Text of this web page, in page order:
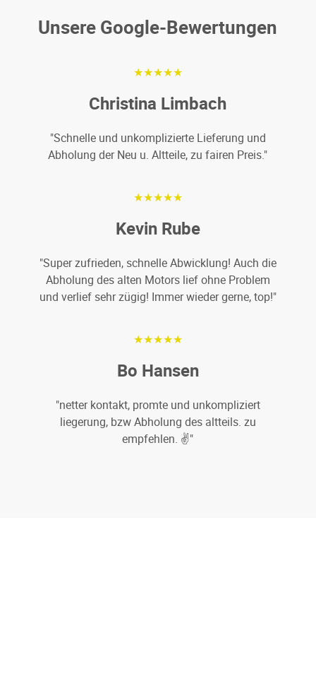
Unsere Google-Bewertungen
★★★★★
Christina Limbach
"Schnelle und unkomplizierte Lieferung und
Abholung der Neu u. Altteile, zu fairen Preis."
★★★★★
Kevin Rube
"Super zufrieden, schnelle Abwicklung! Auch die
Abholung des alten Motors lief ohne Problem
und verlief sehr zügig! Immer wieder gerne, top!"
★★★★★
Bo Hansen
"netter kontakt, promte und unkompliziert
liegerung, bzw Abholung des altteils. zu
empfehlen. ✌️"